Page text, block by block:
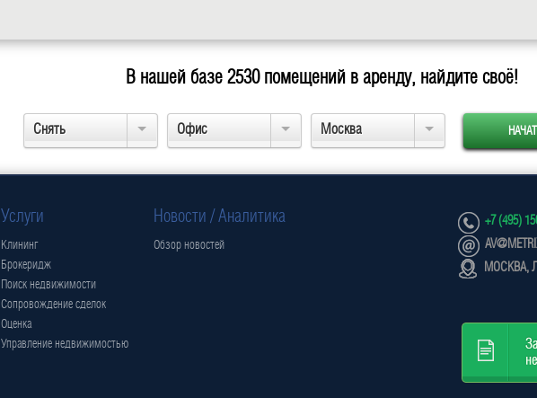
В нашей базе 2530помещений в аренду, найдите своё!
Снять Офис Москва
Услуги
Клининг
Брокеридж
Поиск недвижимости
Сопровождение сделок
Оценка
Управление недвижимостью
Новости / Аналитика
Обзор новостей
+7 (495)
МОСКВА,